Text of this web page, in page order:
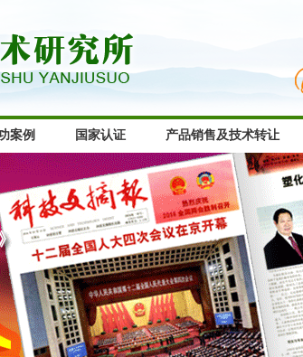
案例 国家认证 产品销售及技术转让